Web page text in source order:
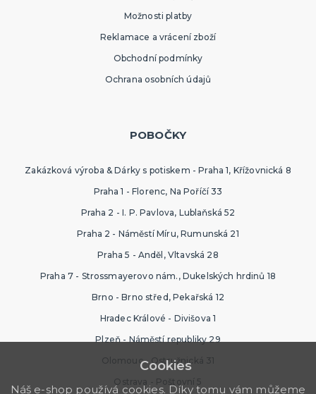
Možnosti platby
Reklamace a vrácení zboží
Obchodní podmínky
Ochrana osobních údajů
POBOČKY
Zakázková výroba & Dárky s potiskem - Praha 1, Křížovnická 8
Praha 1 - Florenc, Na Poříčí 33
Praha 2 - I. P. Pavlova, Lublaňská 52
Praha 2 - Náměstí Míru, Rumunská 21
Praha 5 - Anděl, Vltavská 28
Praha 7 - Strossmayerovo nám., Dukelských hrdinů 18
Brno - Brno střed, Pekařská 12
Hradec Králové - Divišova 1
Plzeň - Náměstí republiky 29
Olomouc - Ostružnická 31
Ostrava - Poštovní 5
Cookies
Náš e-shop používá cookies. Díky tomu vám můžeme